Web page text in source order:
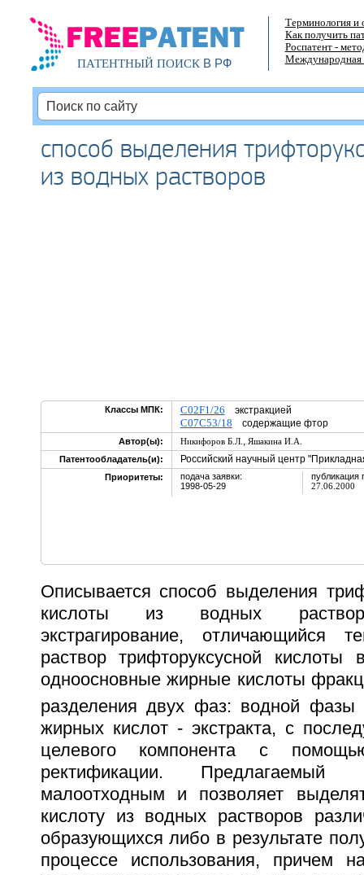
ПАТЕНТНЫЙ ПОИСКВ РФ
Терминология и
Как получить
Роспатент -
Международная
способ выделения
из водных растворов
Классы МПК: C02F1/26 экстракцией
C07C53/18 содержащие фтор
Автор(ы): Никифоров Б.Л. , Яшакина И.А.
Патентообладатель(и):
Российский научный центр
Приоритеты:
подача заявки:
1998-05-29
публикация
27.06.2000
Описывается способ выделения
кислоты из водных
экстрагирование,
раствор трифторуксусной кислоты
одноосновные жирные кислоты
разделения двух фаз: водной
жирных кислот - экстракта, с
целевого компонента с
ректификации. Предлагаемый
малоотходным и позволяет
кислоту из водных растворов
образующихся либо в результате
процессе использования, причем